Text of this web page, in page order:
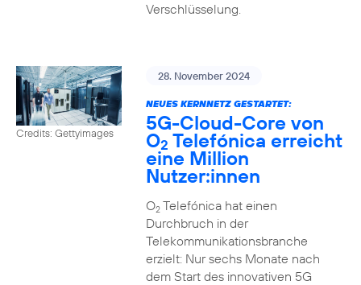
Verschlüsselung.
Credits: Gettyimages
28. November 2024
NEUES KERNNETZ GESTARTET:
5G-Cloud-Core von
O2 Telefónica erreicht
eine Million
Nutzer:innen
O2Telefónica hat einen
Durchbruch in der
Telekommunikationsbranche
erzielt: Nur sechs Monate nach
dem Start des innovativen 5G